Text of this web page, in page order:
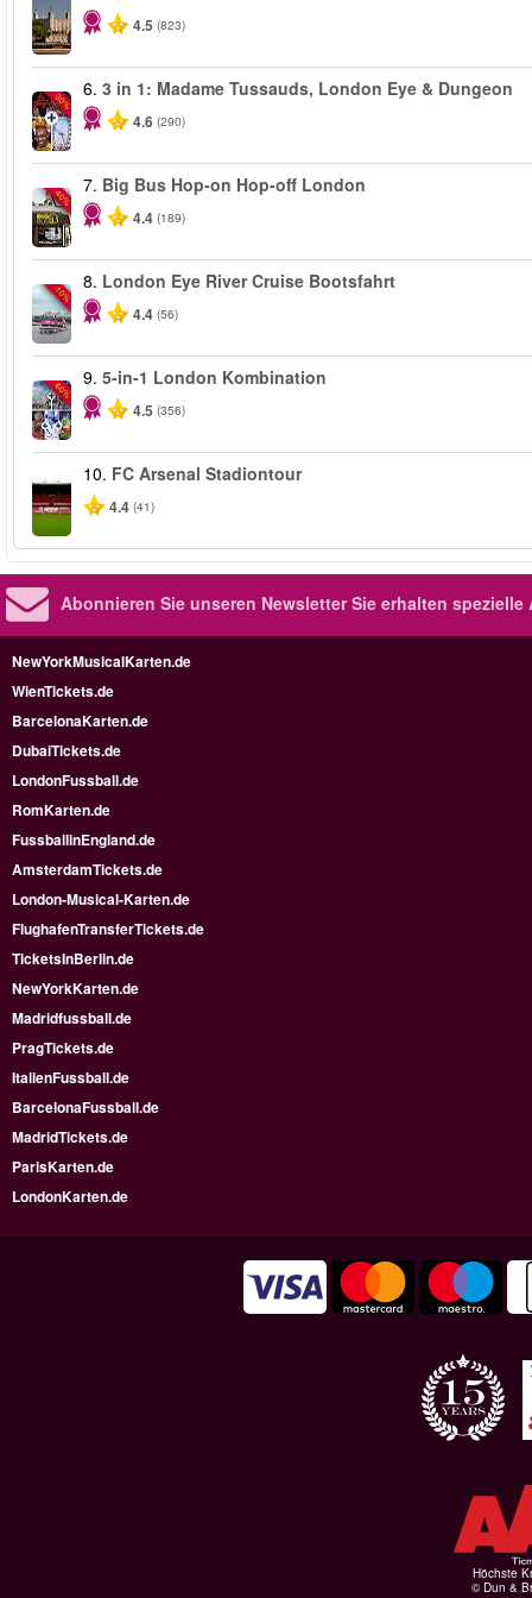
4.5 (823)
-30%
6. 3 in 1: Madame Tussauds, London Eye & Dungeon
4.6 (290)
-40%
7. Big Bus Hop-on Hop-off London
4.4 (189)
-10%
8. London Eye River Cruise Bootsfahrt
4.4 (56)
-60%
9. 5-in-1 London Kombination
4.5 (356)
10. FC Arsenal Stadiontour
4.4 (41)
Abonnieren Sie unseren NewsletterSie erhalten spezielle
NewYorkMusicalKarten.de
WienTickets.de
BarcelonaKarten.de
DubaiTickets.de
LondonFussball.de
RomKarten.de
FussballinEngland.de
AmsterdamTickets.de
London-Musical-Karten.de
FlughafenTransferTickets.de
TicketsInBerlin.de
NewYorkKarten.de
Madridfussball.de
PragTickets.de
ItalienFussball.de
BarcelonaFussball.de
MadridTickets.de
ParisKarten.de
LondonKarten.de
Höchste
© Dun &